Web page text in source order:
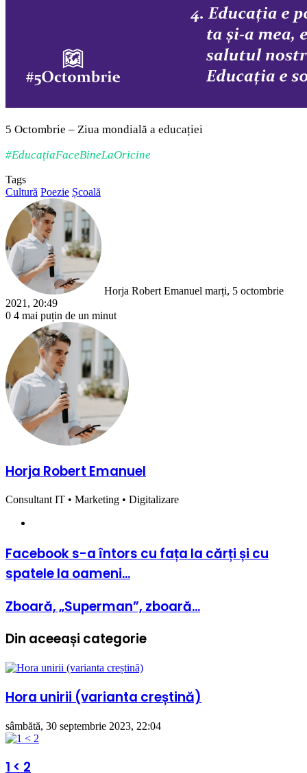
5 Octombrie – Ziua mondială a educației
#EducațiaFaceBineLaOricine
Tags
Cultură Poezie Școală
Horja Robert Emanuel marți, 5 octombrie
2021, 20:49
0 4 mai puțin de un minut
Horja Robert Emanuel
Consultant IT • Marketing • Digitalizare
Facebook
s-
a
cu
fața
cărți
cu
spatele
oameni...
Facebook s-a întors cu fața la cărți și cu
spatele la oameni...
Zboară,
„Superman”,
Zboară, „Superman”, zboară...
Din aceeași categorie
Hora unirii (varianta creștină)
sâmbătă, 30 septembrie 2023, 22:04
1 < 2